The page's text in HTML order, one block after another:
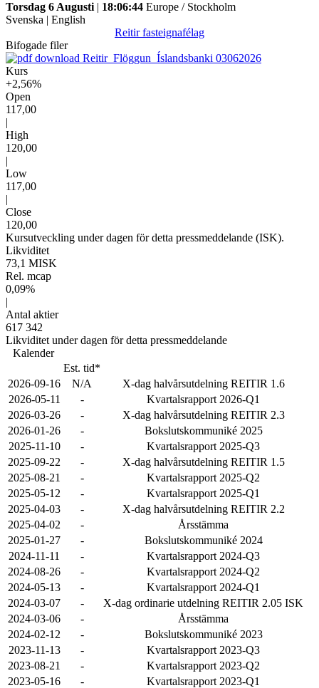
Torsdag 6 Augusti | 18:06:44 Europe / Stockholm
Svenska | English
Reitir fasteignafélag
Bifogade filer
Reitir_Flöggun_Íslandsbanki 03062026
Kurs
+2,56%
Open
117,00
|
High
120,00
|
Low
117,00
|
Close
120,00
Kursutveckling under dagen för detta pressmeddelande (ISK).
Likviditet
73,1 MISK
Rel. mcap
0,09%
|
Antal aktier
617 342
Likviditet under dagen för detta pressmeddelande
Kalender
Est. tid*
2026-09-16
N/A
X-dag halvårsutdelning REITIR 1.6
2026-05-11
-
Kvartalsrapport 2026-Q1
2026-03-26
-
X-dag halvårsutdelning REITIR 2.3
2026-01-26
-
Bokslutskommuniké 2025
2025-11-10
-
Kvartalsrapport 2025-Q3
2025-09-22
-
X-dag halvårsutdelning REITIR 1.5
2025-08-21
-
Kvartalsrapport 2025-Q2
2025-05-12
-
Kvartalsrapport 2025-Q1
2025-04-03
-
X-dag halvårsutdelning REITIR 2.2
2025-04-02
-
Årsstämma
2025-01-27
-
Bokslutskommuniké 2024
2024-11-11
-
Kvartalsrapport 2024-Q3
2024-08-26
-
Kvartalsrapport 2024-Q2
2024-05-13
-
Kvartalsrapport 2024-Q1
2024-03-07
-
X-dag ordinarie utdelning REITIR 2.05 ISK
2024-03-06
-
Årsstämma
2024-02-12
-
Bokslutskommuniké 2023
2023-11-13
-
Kvartalsrapport 2023-Q3
2023-08-21
-
Kvartalsrapport 2023-Q2
2023-05-16
-
Kvartalsrapport 2023-Q1